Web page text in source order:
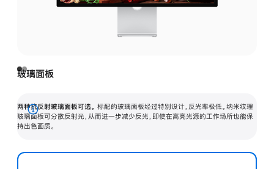
玻璃面板
两种抗反射玻璃面板可选。 标配的玻璃面板经过特别设计，反光率极低。纳米纹理
玻璃面板可分散反射光，从而进一步减少反光，即使在高亮光源的工作场所也能保
持出色画质。
展
开